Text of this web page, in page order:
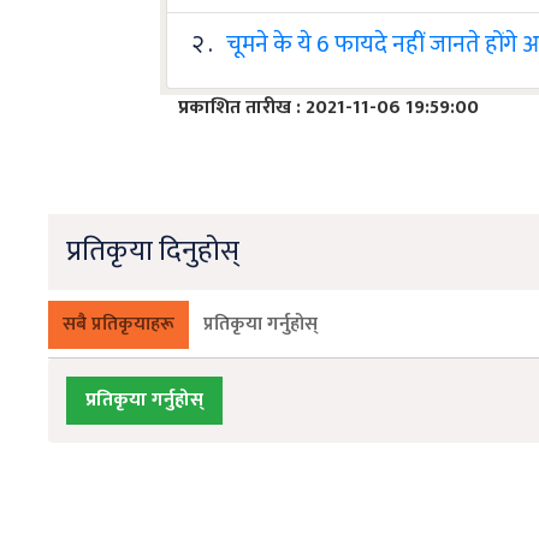
२ . चूमने के ये 6 फायदे नहीं जानते होंगे
प्रकाशित तारीख : 2021-11-06 19:59:00
प्रतिकृया दिनुहोस्
सबै प्रतिकृयाहरू प्रतिकृया गर्नुहोस्
प्रतिकृया गर्नुहोस्